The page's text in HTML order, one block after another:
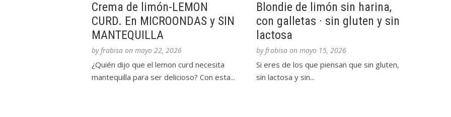
Crema de limón-LEMON
CURD. En MICROONDAS y SIN
MANTEQUILLA
byfrabisa on mayo 22, 2026
¿Quién dijo que el lemon curd necesita
mantequilla para ser delicioso? Con esta...
Blondie de limón sin harina,
con galletas · sin gluten y sin
lactosa
byfrabisa on mayo 15, 2026
Si eres de los que piensan que sin gluten,
sin lactosa y sin...